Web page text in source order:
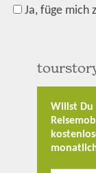
Ja, füge mich
Willst Du